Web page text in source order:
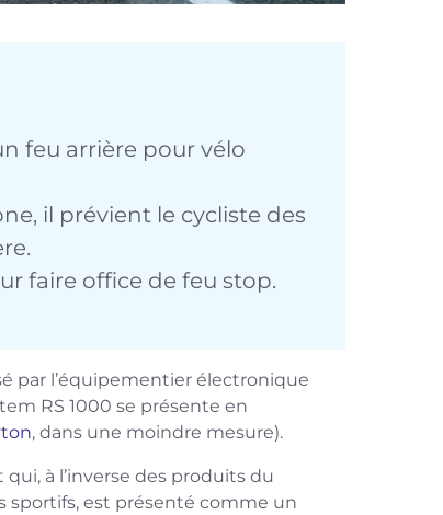
feu arrière pour vélo
il prévient le cycliste des
faire office de feu stop.
par l’équipementier électronique
RS 1000 se présente en
, dans une moindre mesure).
qui, à l’inverse des produits du
sportifs, est présenté comme un